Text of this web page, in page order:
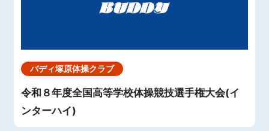
バディ塚原体操クラブ
令和８年度全国高等学校体操競技選手権大会(イ
ンターハイ)